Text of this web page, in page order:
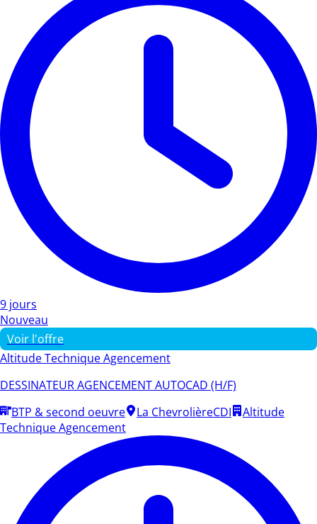
9 jours
Nouveau
Voir l'offre
Altitude Technique Agencement
DESSINATEUR AGENCEMENT AUTOCAD (H/F)
BTP & second oeuvre
La ChevrolièreCDI
Altitude
Technique Agencement